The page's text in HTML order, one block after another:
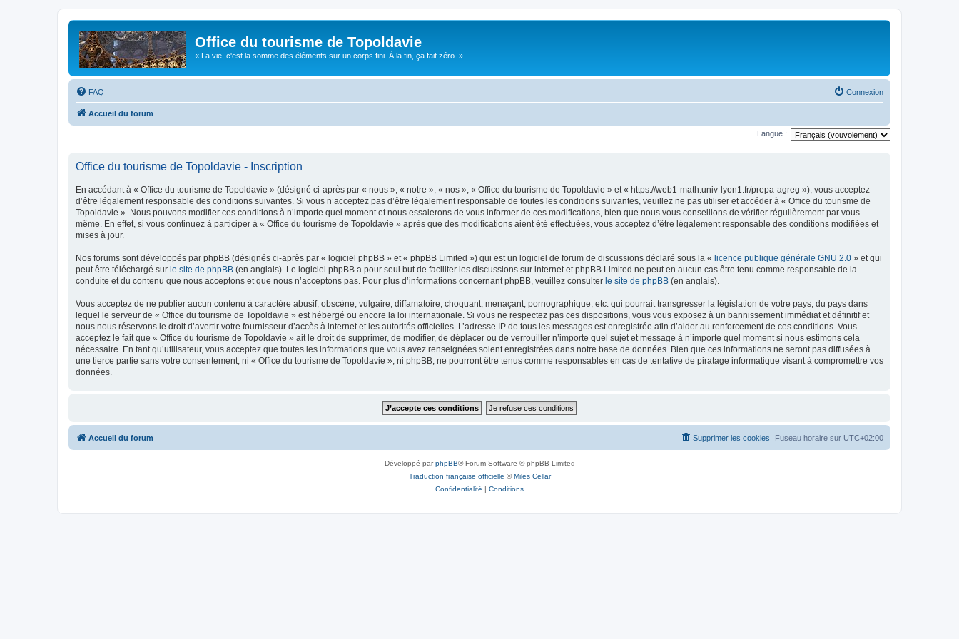
Office du tourisme de Topoldavie
« La vie, c'est la somme des éléments sur un corps fini. À la fin, ça fait zéro. »
FAQ Connexion
Accueil du forum
Langue :
Office du tourisme de Topoldavie - Inscription
En accédant à « Office du tourisme de Topoldavie » (désigné ci-après par « nous », « notre », « nos », « Office du tourisme de Topoldavie » et « https://web1-math.univ-lyon1.fr/prepa-agreg »), vous acceptez
d’être légalement responsable des conditions suivantes. Si vous n’acceptez pas d’être légalement responsable de toutes les conditions suivantes, veuillez ne pas utiliser et accéder à « Office du tourisme de
Topoldavie ». Nous pouvons modifier ces conditions à n’importe quel moment et nous essaierons de vous informer de ces modifications, bien que nous vous conseillons de vérifier régulièrement par vous-
même. En effet, si vous continuez à participer à « Office du tourisme de Topoldavie » après que des modifications aient été effectuées, vous acceptez d’être légalement responsable des conditions modifiées et
mises à jour.
Nos forums sont développés par phpBB (désignés ci-après par « logiciel phpBB » et « phpBB Limited ») qui est un logiciel de forum de discussions déclaré sous la « licence publique générale GNU 2.0 » et qui
peut être téléchargé sur le site de phpBB (en anglais). Le logiciel phpBB a pour seul but de faciliter les discussions sur internet et phpBB Limited ne peut en aucun cas être tenu comme responsable de la
conduite et du contenu que nous acceptons et que nous n’acceptons pas. Pour plus d’informations concernant phpBB, veuillez consulter le site de phpBB (en anglais).
Vous acceptez de ne publier aucun contenu à caractère abusif, obscène, vulgaire, diffamatoire, choquant, menaçant, pornographique, etc. qui pourrait transgresser la législation de votre pays, du pays dans
lequel le serveur de « Office du tourisme de Topoldavie » est hébergé ou encore la loi internationale. Si vous ne respectez pas ces dispositions, vous vous exposez à un bannissement immédiat et définitif et
nous nous réservons le droit d’avertir votre fournisseur d’accès à internet et les autorités officielles. L’adresse IP de tous les messages est enregistrée afin d’aider au renforcement de ces conditions. Vous
acceptez le fait que « Office du tourisme de Topoldavie » ait le droit de supprimer, de modifier, de déplacer ou de verrouiller n’importe quel sujet et message à n’importe quel moment si nous estimons cela
nécessaire. En tant qu’utilisateur, vous acceptez que toutes les informations que vous avez renseignées soient enregistrées dans notre base de données. Bien que ces informations ne seront pas diffusées à
une tierce partie sans votre consentement, ni « Office du tourisme de Topoldavie », ni phpBB, ne pourront être tenus comme responsables en cas de tentative de piratage informatique visant à compromettre vos
données.
Accueil du forum Fuseau horaire sur UTC+02:00
Supprimer les cookies
Développé parphpBB® Forum Software © phpBB Limited
Traduction française officielle ©Miles Cellar
Confidentialité | Conditions